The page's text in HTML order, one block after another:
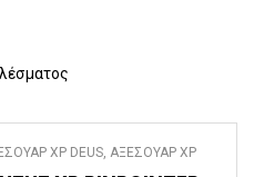
XP DEUS, ΑΞΕΣΟΥΑΡ XP